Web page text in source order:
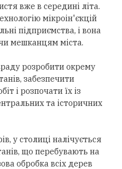
вже в середині літа.
мікроін'єкцій
підприємства, і вона
мешканцям міста.
розробити окрему
забезпечити
і розпочати їх із
та історичних
у столиці налічується
що перебувають на
обробка всіх дерев